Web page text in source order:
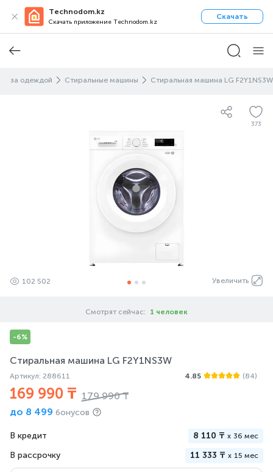
Technodom.kz
Скачать приложение Technodom.kz
Скачать
за одеждой Стиральные машины Стиральная машина LG F2Y1NS3W
373
Увеличить
102 502
Смотрят сейчас: 1 человек
-6%
Стиральная машина LG F2Y1NS3W
Артикул: 288611 4.85 (84)
169 990 ₸ 179 990 ₸
до 8 499 бонусов
В кредит 8 110 ₸ x 36 мес
В рассрочку 11 333 ₸ x 15 мес